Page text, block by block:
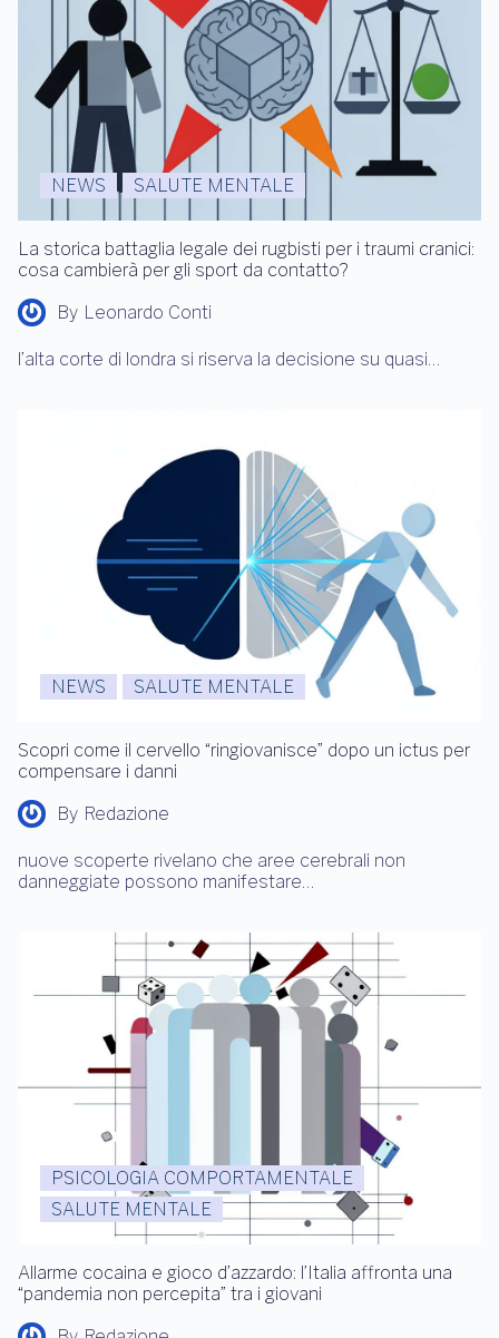
NEWS SALUTE MENTALE
La storica battaglia legale dei rugbisti per i traumi cranici:
cosa cambierà per gli sport da contatto?
By Leonardo Conti
l’alta corte di londra si riserva la decisione su quasi…
NEWS SALUTE MENTALE
Scopri come il cervello “ringiovanisce” dopo un ictus per
compensare i danni
By Redazione
nuove scoperte rivelano che aree cerebrali non
danneggiate possono manifestare…
PSICOLOGIA COMPORTAMENTALE
SALUTE MENTALE
Allarme cocaina e gioco d’azzardo: l’Italia affronta una
“pandemia non percepita” tra i giovani